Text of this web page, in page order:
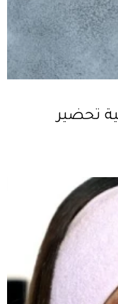
تحضير